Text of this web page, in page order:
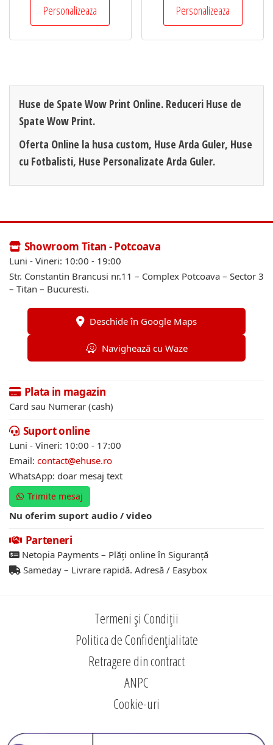
Personalizeaza Personalizeaza
Huse de Spate Wow Print Online. Reduceri Huse de
Spate Wow Print.
Oferta Online la husa custom, Huse Arda Guler, Huse
cu Fotbalisti, Huse Personalizate Arda Guler.
Showroom Titan - Potcoava
Luni - Vineri: 10:00 - 19:00
Str. Constantin Brancusi nr.11 – Complex Potcoava – Sector 3
– Titan – Bucuresti.
Deschide în Google Maps
Navighează cu Waze
Plata in magazin
Card sau Numerar (cash)
Suport online
Luni - Vineri: 10:00 - 17:00
Email: contact@ehuse.ro
WhatsApp: doar mesaj text
Trimite mesaj
Nu oferim suport audio / video
Parteneri
Netopia Payments – Plăți online în Siguranță
Sameday – Livrare rapidă. Adresă / Easybox
Termeni și Condiții
Politica de Confidențialitate
Retragere din contract
ANPC
Cookie-uri